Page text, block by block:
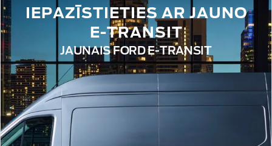
IEPAZĪSTIETIES AR JAUNO
E-TRANSIT
JAUNAIS FORD E-TRANSIT